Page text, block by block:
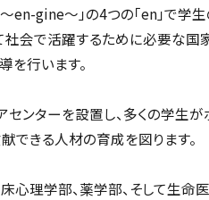
en-gine～」の4つの「en」で学
社会で活躍するために必要な
を行います。
センターを設置し、多くの学
できる人材の育成を図ります。
心理学部、薬学部、そして生